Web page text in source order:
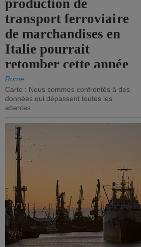
production de
transport ferroviaire
de marchandises en
Italie pourrait
retomber cette année
aux niveaux de 2015.
Rome
Carte : Nous sommes confrontés à des
données qui dépassent toutes les
attentes.